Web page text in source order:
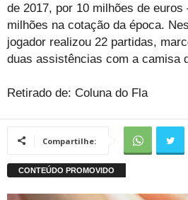
de 2017, por 10 milhões de
milhões na cotação da época.
jogador realizou 22 partidas,
duas assistências com a camisa
Retirado de: Coluna do Fla
Compartilhe: